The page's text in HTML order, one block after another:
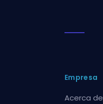
Empresa
Acerca de